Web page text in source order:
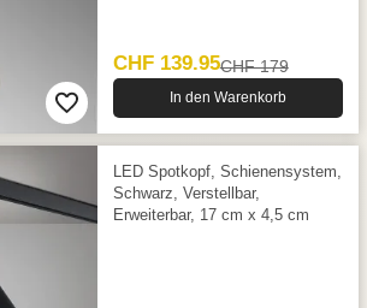
CHF 139.95CHF 179
In den Warenkorb
LED Spotkopf, Schienensystem,
Schwarz, Verstellbar,
Erweiterbar, 17 cm x 4,5 cm